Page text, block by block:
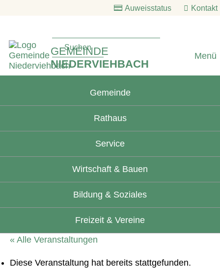
Menü
Auweisstatus Kontakt
GEMEINDE
NIEDERVIEHBACH
Gemeinde
Rathaus
Service
Wirtschaft & Bauen
Bildung & Soziales
Freizeit & Vereine
« Alle Veranstaltungen
Diese Veranstaltung hat bereits stattgefunden.